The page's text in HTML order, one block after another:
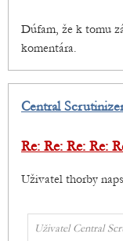
Dúfam, že k tomu
komentára.
Central
Re: Re: Re: Re:
Uživatel thorby
Uživatel Central